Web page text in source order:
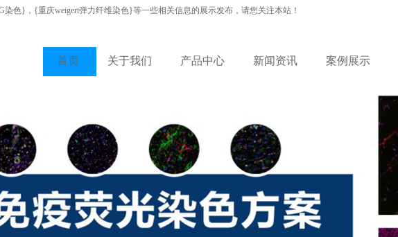
染色}，{重庆weigert弹力纤维染色}等一些相关信息的展示发布，请您关注本站！
首页 关于我们 产品中心 新闻资讯 案例展示